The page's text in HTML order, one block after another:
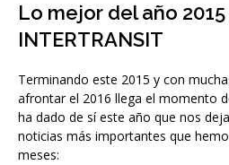
Lo mejor del año
INTERTRANSIT
Terminando este 2015 y con
afrontar el 2016 llega el momento
ha dado de sí este año que nos
noticias más importantes que
meses: